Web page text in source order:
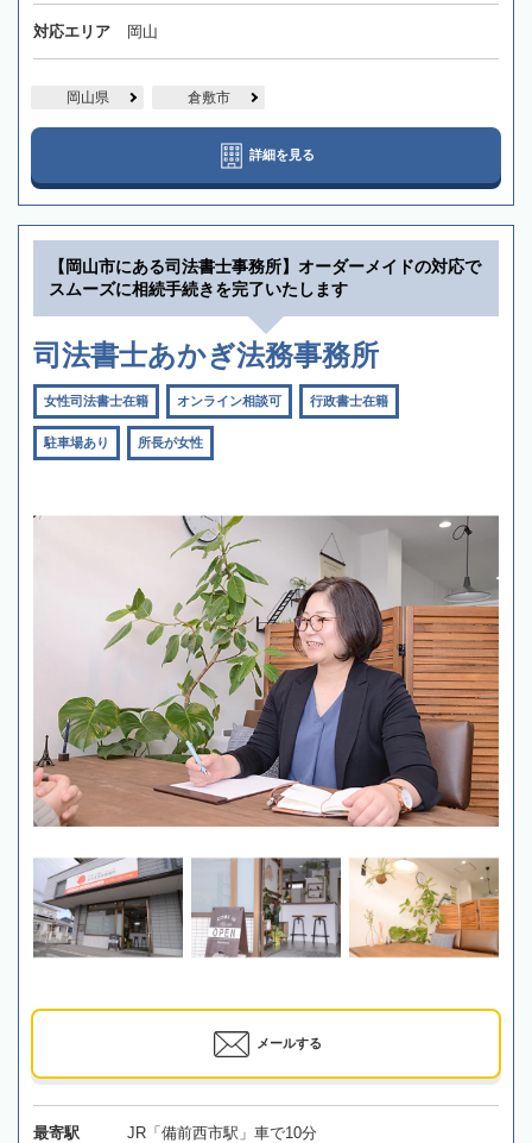
対応エリア 岡山
岡山県 倉敷市
詳細を見る
【岡山市にある司法書士事務所】オーダーメイドの対応で
スムーズに相続手続きを完了いたします
司法書士あかぎ法務事務所
女性司法書士在籍 オンライン相談可 行政書士在籍
駐車場あり 所長が女性
メールする
最寄駅 JR「備前西市駅」車で10分